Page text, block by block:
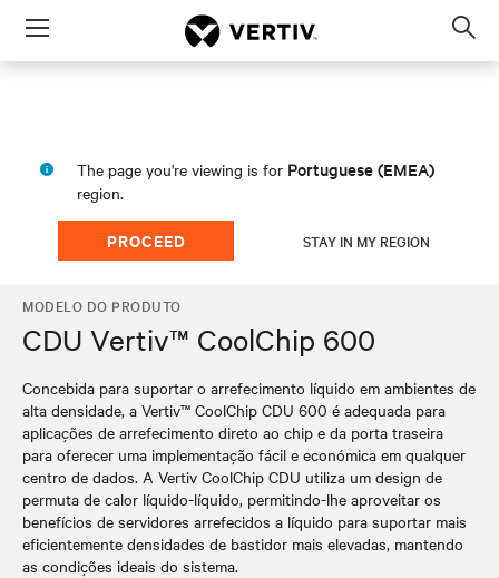
Menu
The page you're viewing is for Portuguese (EMEA)
region.
PROCEED STAY IN MY REGION
MODELO DO PRODUTO
CDU Vertiv™ CoolChip 600
Concebida para suportar o arrefecimento líquido em ambientes de
alta densidade, a Vertiv™ CoolChip CDU 600 é adequada para
aplicações de arrefecimento direto ao chip e da porta traseira
para oferecer uma implementação fácil e económica em qualquer
centro de dados. A Vertiv CoolChip CDU utiliza um design de
permuta de calor líquido-líquido, permitindo-lhe aproveitar os
benefícios de servidores arrefecidos a líquido para suportar mais
eficientemente densidades de bastidor mais elevadas, mantendo
as condições ideais do sistema.